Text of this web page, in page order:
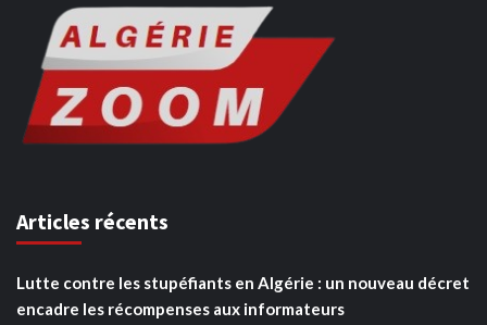
Articles récents
Lutte contre les stupéfiants en Algérie : un nouveau décret
encadre les récompenses aux informateurs